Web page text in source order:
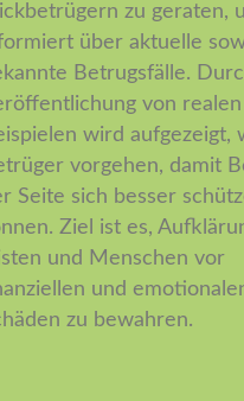
zu geraten,
über aktuelle
Betrugsfälle.
von realen
wird aufgezeigt,
vorgehen, damit
Seite sich besser
Ziel ist es,
und Menschen vor
und
zu bewahren.